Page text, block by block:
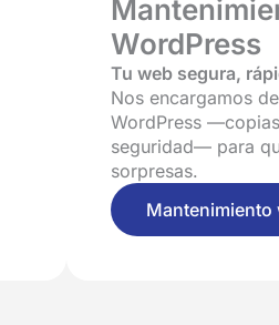
WordPress
Tu web segura,
Nos encargamos
WordPress
seguridad— para
sorpresas.
Mantenimiento